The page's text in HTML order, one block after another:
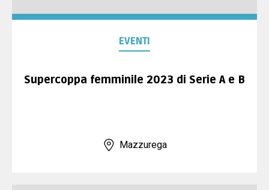
EVENTI
Supercoppa femminile 2023 di Serie A e B
Mazzurega